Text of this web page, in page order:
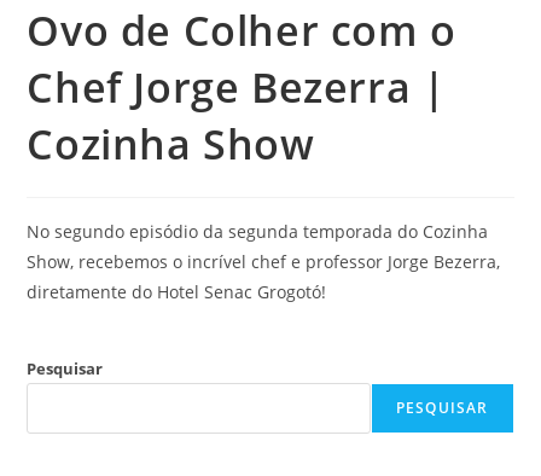
Ovo de Colher com o
Chef Jorge Bezerra |
Cozinha Show
No segundo episódio da segunda temporada do Cozinha
Show, recebemos o incrível chef e professor Jorge Bezerra,
diretamente do Hotel Senac Grogotó!
Pesquisar
PESQUISAR